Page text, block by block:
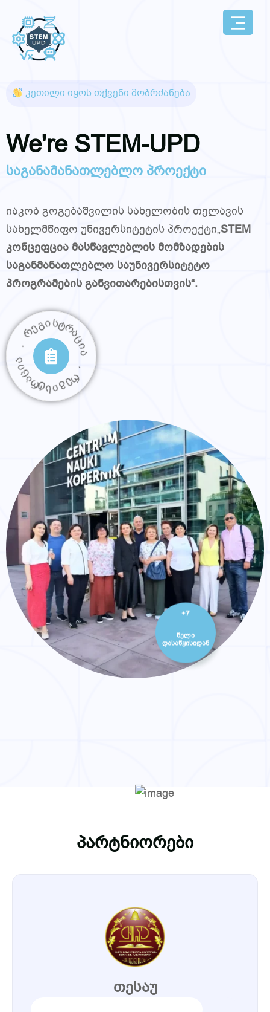
კეთილი იყოს თქვენი მობრძანება
We're STEM-UPD
საგანამანათლებლო პროექტი
იაკობ გოგებაშვილის სახელობის თელავის
სახელმწიფო უნივერსიტეტის პროექტი„STEM
კონცეფცია მასწავლებლის მომზადების
საგანმანათლებლო საუნივერსიტეტო
პროგრამების განვითარებისთვის“.
Რ
Ე
Გ
Ი
Ს
Ტ
Რ
Ა
Ც
Ი
Ა
Რ
ᲔᲒᲘᲡᲢ
Რ
Ა
Ც
Ი
Ა
.
+7
წელი
დასაწყისიდან
პარტნიორები
თესაუ